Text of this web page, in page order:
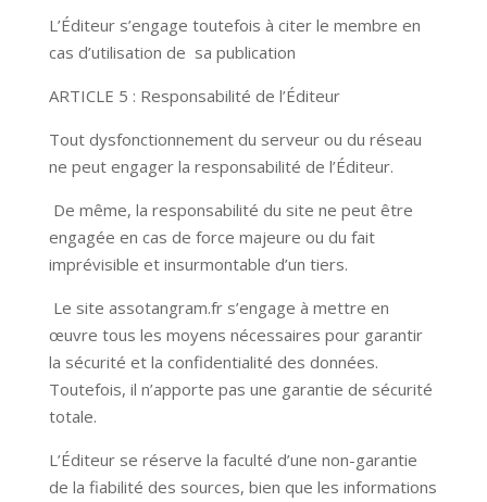
L’Éditeur s’engage toutefois à citer le membre en
cas d’utilisation de sa publication
ARTICLE 5 : Responsabilité de l’Éditeur
Tout dysfonctionnement du serveur ou du réseau
ne peut engager la responsabilité de l’Éditeur.
De même, la responsabilité du site ne peut être
engagée en cas de force majeure ou du fait
imprévisible et insurmontable d’un tiers.
Le site assotangram.fr s’engage à mettre en
œuvre tous les moyens nécessaires pour garantir
la sécurité et la confidentialité des données.
Toutefois, il n’apporte pas une garantie de sécurité
totale.
L’Éditeur se réserve la faculté d’une non-garantie
de la fiabilité des sources, bien que les informations